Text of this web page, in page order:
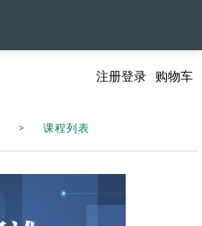
购物车
登录
注册
课程列表